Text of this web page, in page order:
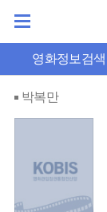
영화정보검색
박복만